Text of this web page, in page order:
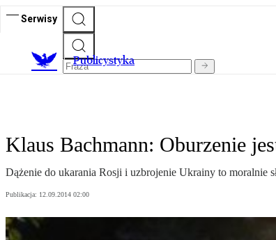
Serwisy
Publicystyka
Klaus Bachmann: Oburzenie
Dążenie do ukarania Rosji i uzbrojenie Ukrainy to moralnie
Publikacja: 12.09.2014 02:00